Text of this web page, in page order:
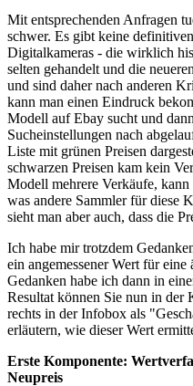
Mit entsprechenden Anfragen
schwer. Es gibt keine
Digitalkameras - die wirklich
selten gehandelt und die
und sind daher nach anderen
kann man einen Eindruck
Modell auf Ebay sucht und
Sucheinstellungen nach
Liste mit grünen Preisen
schwarzen Preisen kam kein
Modell mehrere Verkäufe, kann
was andere Sammler für diese
sieht man aber auch, dass die
Ich habe mir trotzdem
ein angemessener Wert für
Gedanken habe ich dann in
Resultat können Sie nun in der
rechts in der Infobox als
erläutern, wie dieser Wert
Erste Komponente:
Neupreis